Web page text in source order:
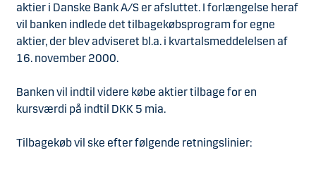
aktier i Danske Bank A/S er afsluttet. I forlængelse heraf
vil banken indlede det tilbagekøbsprogram for egne
aktier, der blev adviseret bl.a. i kvartalsmeddelelsen af
16. november 2000.
Banken vil indtil videre købe aktier tilbage for en
kursværdi på indtil DKK 5 mia.
Tilbagekøb vil ske efter følgende retningslinier: